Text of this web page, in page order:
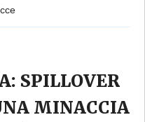
SPILLOVER
MINACCIA